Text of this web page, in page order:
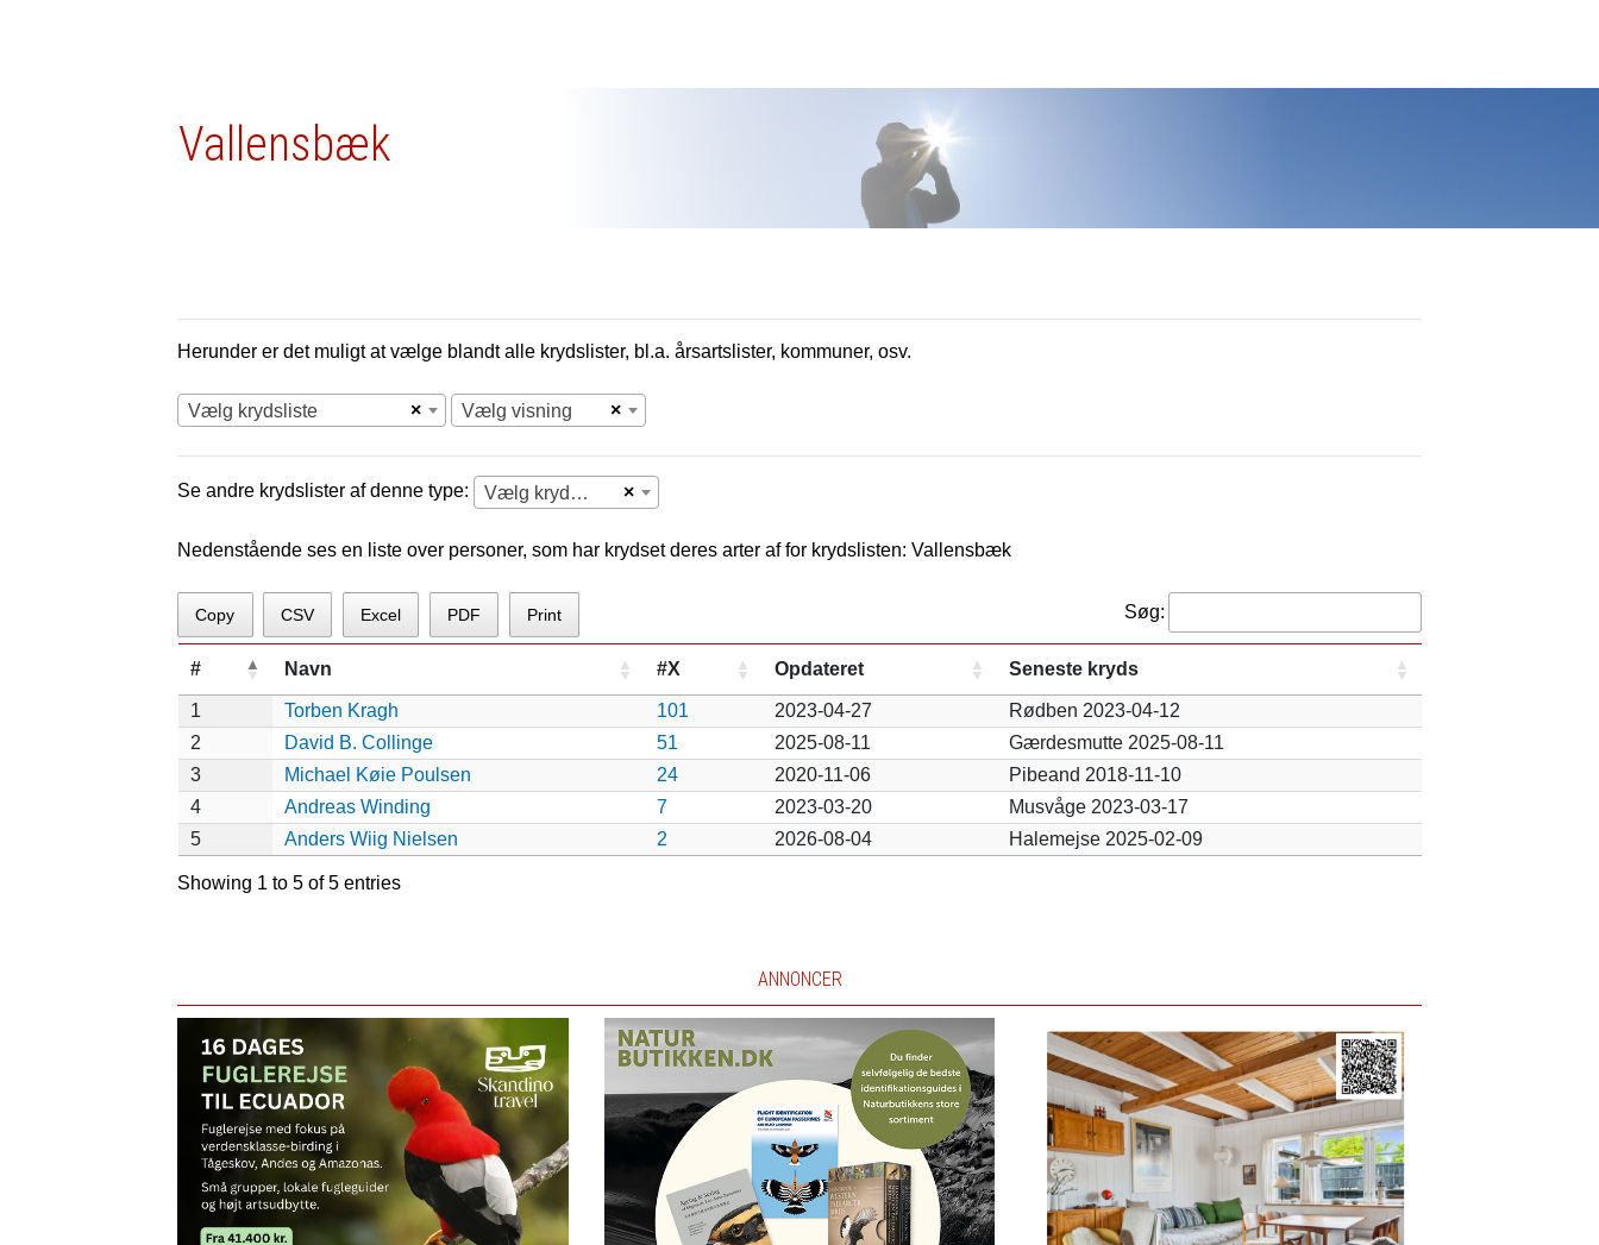
Vallensbæk
Herunder er det muligt at vælge blandt alle krydslister, bl.a. årsartslister, kommuner, osv.
×
Vælg krydsliste ×
Vælg visning
Se andre krydslister af denne type: ×
Vælg krydsliste
Nedenstående ses en liste over personer, som har krydset deres arter af for krydslisten: Vallensbæk
Copy CSV Excel PDF Print Søg:
# Navn #X Opdateret Seneste kryds
1 Torben Kragh 101 2023-04-27
Rødben 2023-04-12
2
David B. Collinge 51 2025-08-11
Gærdesmutte 2025-08-11
3
Michael Køie Poulsen 24 2020-11-06
Pibeand 2018-11-10
4
Andreas Winding 7 2023-03-20
Musvåge 2023-03-17
5
Anders Wiig Nielsen 2 2026-08-04 Halemejse 2025-02-09
Showing 1 to 5 of 5 entries
ANNONCER